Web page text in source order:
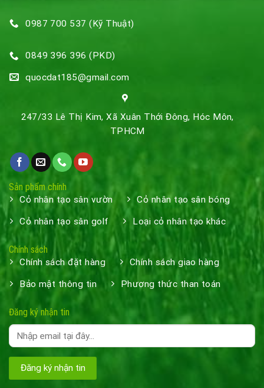
0987 700 537 (Kỹ Thuật)
0849 396 396 (PKD)
quocdat185@gmail.com
247/33 Lê Thị Kim, Xã Xuân Thới Đông, Hóc Môn,
TPHCM
Sản phẩm chính
Cỏ nhân tạo sân vườn Cỏ nhân tạo sân bóng
Cỏ nhân tạo sân golf Loại cỏ nhân tạo khác
Chính sách
Chính sách đặt hàng Chính sách giao hàng
Bảo mật thông tin Phương thức than toán
Đăng ký nhận tin